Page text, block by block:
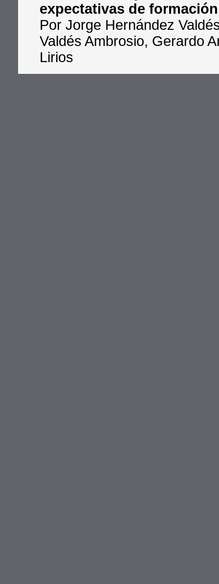
expectativas de
Por Jorge Hernández
Valdés Ambrosio, Gerardo
Lirios